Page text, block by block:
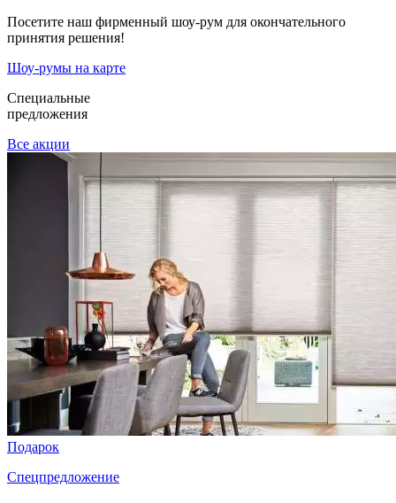
Посетите наш фирменный шоу-рум для окончательного
принятия решения!
Шоу-румы на карте
Специальные
предложения
Все акции
Подарок
Спецпредложение